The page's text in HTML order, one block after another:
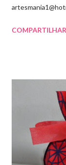
COMPARTILHAR